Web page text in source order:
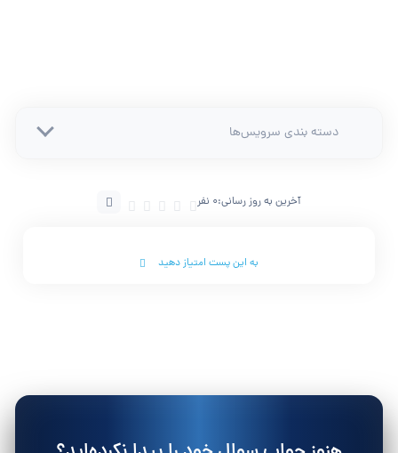
دسته بندی سرویس‌ها
آخرین به روز رسانی:0 نفر
به این پست امتیاز دهید